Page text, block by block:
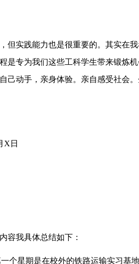
但实践能力也是很重要的。其实在
是专为我们这些工科学生带来锻炼
己动手，亲身体验。亲自感受社会
X日
容我具体总结如下：
个星期是在校外的铁路运输实习基